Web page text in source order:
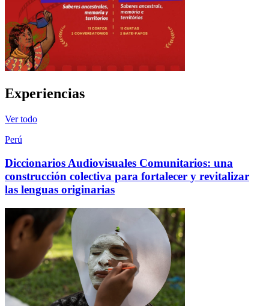
Experiencias
Ver todo
Perú
Diccionarios Audiovisuales Comunitarios: una
construcción colectiva para fortalecer y revitalizar
las lenguas originarias